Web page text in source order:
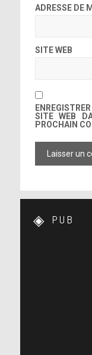
ADRESSE DE
SITE WEB
SITE WEB
PROCHAIN
PUB